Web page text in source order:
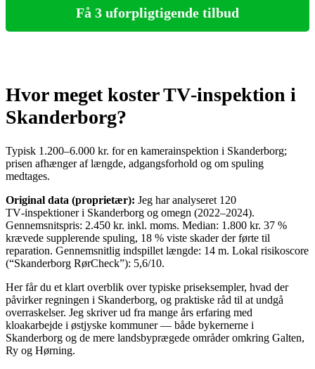
Få 3 uforpligtigende tilbud
Hvor meget koster TV‑inspektion i
Skanderborg?
Typisk 1.200–6.000 kr. for en kamerainspektion i Skanderborg;
prisen afhænger af længde, adgangsforhold og om spuling
medtages.
Original data (proprietær): Jeg har analyseret 120
TV‑inspektioner i Skanderborg og omegn (2022–2024).
Gennemsnitspris: 2.450 kr. inkl. moms. Median: 1.800 kr. 37 %
krævede supplerende spuling, 18 % viste skader der førte til
reparation. Gennemsnitlig indspillet længde: 14 m. Lokal risikoscore
(“Skanderborg RørCheck”): 5,6/10.
Her får du et klart overblik over typiske priseksempler, hvad der
påvirker regningen i Skanderborg, og praktiske råd til at undgå
overraskelser. Jeg skriver ud fra mange års erfaring med
kloakarbejde i østjyske kommuner — både bykernerne i
Skanderborg og de mere landsbyprægede områder omkring Galten,
Ry og Hørning.